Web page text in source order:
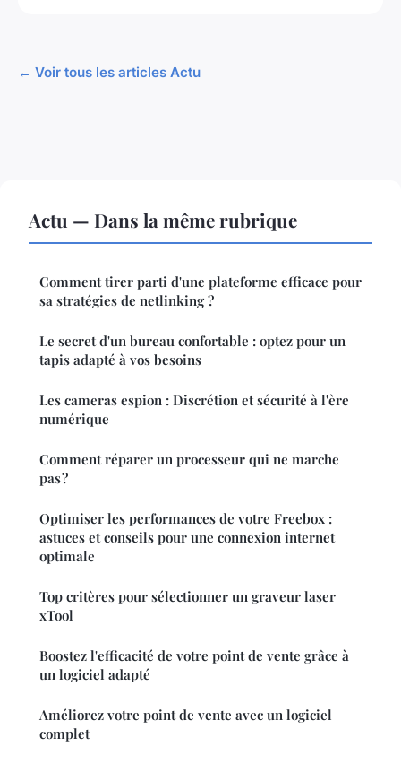
← Voir tous les articles Actu
Actu — Dans la même rubrique
Comment tirer parti d'une plateforme efficace pour
sa stratégies de netlinking ?
Le secret d'un bureau confortable : optez pour un
tapis adapté à vos besoins
Les cameras espion : Discrétion et sécurité à l'ère
numérique
Comment réparer un processeur qui ne marche
pas ?
Optimiser les performances de votre Freebox :
astuces et conseils pour une connexion internet
optimale
Top critères pour sélectionner un graveur laser
xTool
Boostez l'efficacité de votre point de vente grâce à
un logiciel adapté
Améliorez votre point de vente avec un logiciel
complet